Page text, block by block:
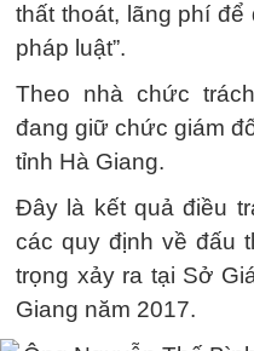
thất thoát, lãng phí
pháp luật”.
Theo nhà chức
đang giữ chức giám
tỉnh Hà Giang.
Đây là kết quả điều
các quy định về đấu
trọng xảy ra tại Sở
Giang năm 2017.